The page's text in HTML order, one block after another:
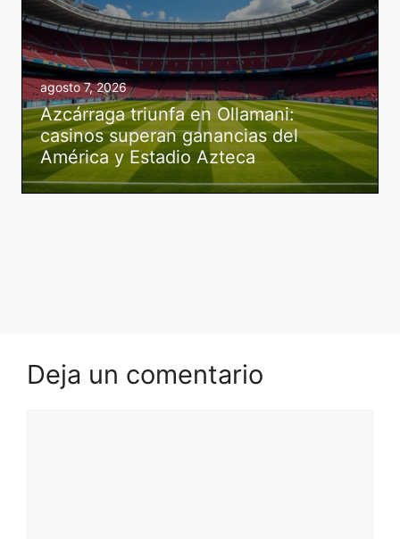
agosto 7, 2026
Azcárraga triunfa en Ollamani:
casinos superan ganancias del
América y Estadio Azteca
Deja un comentario